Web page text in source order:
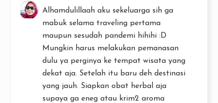
Alhamdulillaah aku sekeluarga sih ga
mabuk selama traveling pertama
maupun sesudah pandemi hihihi :D
Mungkin harus melakukan pemanasan
dulu ya perginya ke tempat wisata yang
dekat aja. Setelah itu baru deh destinasi
yang jauh. Siapkan obat herbal aja
supaya ga eneg atau krim2 aroma